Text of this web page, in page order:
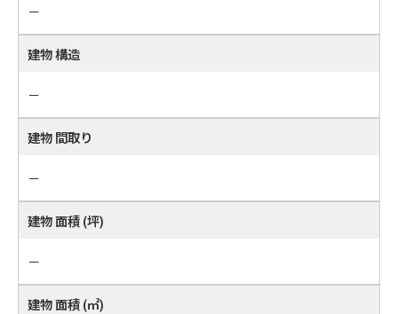
－
建物 構造
－
建物 間取り
－
建物 面積 (坪)
－
建物 面積 (㎡)